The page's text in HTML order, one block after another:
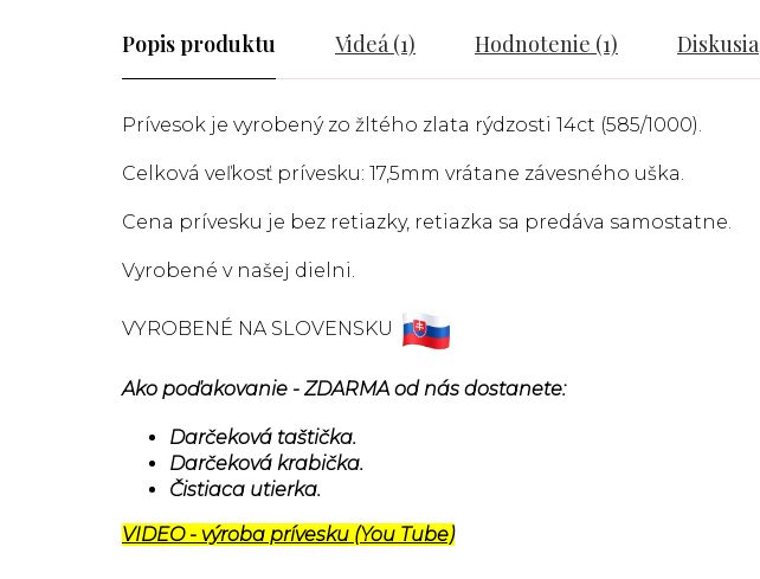
Popis Videá (1) Hodnotenie (1) Diskusia
Prívesok je vyrobený zo žltého zlata rýdzosti 14ct (585/1000).
Celková veľkosť prívesku: 17,5mm vrátane závesného uška.
Cena prívesku je bez retiazky, retiazka sa predáva samostatne.
Vyrobené v našej dielni.
VYROBENÉ NA SLOVENSKU
Ako poďakovanie - ZDARMA od nás dostanete:
Darčeková taštička.
Darčeková krabička.
Čistiaca utierka.
VIDEO - výroba prívesku (You Tube)